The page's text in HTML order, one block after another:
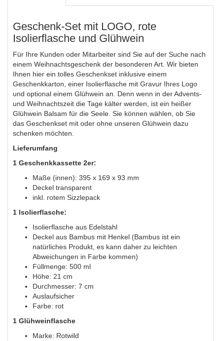
Geschenk-Set mit LOGO, rote
Isolierflasche und Glühwein
Für Ihre Kunden oder Mitarbeiter sind Sie auf der Suche nach
einem Weihnachtsgeschenk der besonderen Art. Wir bieten
Ihnen hier ein tolles Geschenkset inklusive einem
Geschenkkarton, einer Isolierflasche mit Gravur Ihres Logo
und optional einem Glühwein an. Denn wenn in der Advents-
und Weihnachtszeit die Tage kälter werden, ist ein heißer
Glühwein Balsam für die Seele. Sie können wählen, ob Sie
das Geschenkset mit oder ohne unseren Glühwein dazu
schenken möchten.
Lieferumfang
1 Geschenkkassette 2er:
Maße (innen): 395 x 169 x 93 mm
Deckel transparent
inkl. rotem Sizzlepack
1 Isolierflasche:
Isolierflasche aus Edelstahl
Deckel aus Bambus mit Henkel (Bambus ist ein
natürliches Produkt, es kann daher zu leichten
Abweichungen in Farbe kommen)
Füllmenge: 500 ml
Höhe: 21 cm
Durchmesser: 7 cm
Auslaufsicher
Farbe: rot
1 Glühweinflasche
Marke: Rotwild